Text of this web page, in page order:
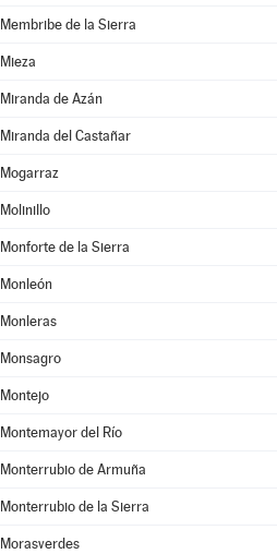
Membribe de la Sierra
Mieza
Miranda de Azán
Miranda del Castañar
Mogarraz
Molinillo
Monforte de la Sierra
Monleón
Monleras
Monsagro
Montejo
Montemayor del Río
Monterrubio de Armuña
Monterrubio de la Sierra
Morasverdes